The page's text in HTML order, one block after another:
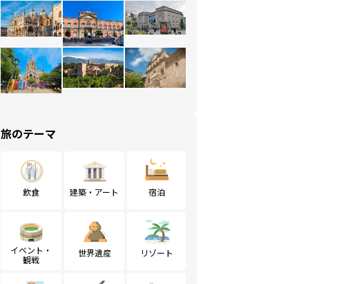
旅のテーマ
飲食 建築・アート 宿泊
イベント・
観戦
世界遺産 リゾート